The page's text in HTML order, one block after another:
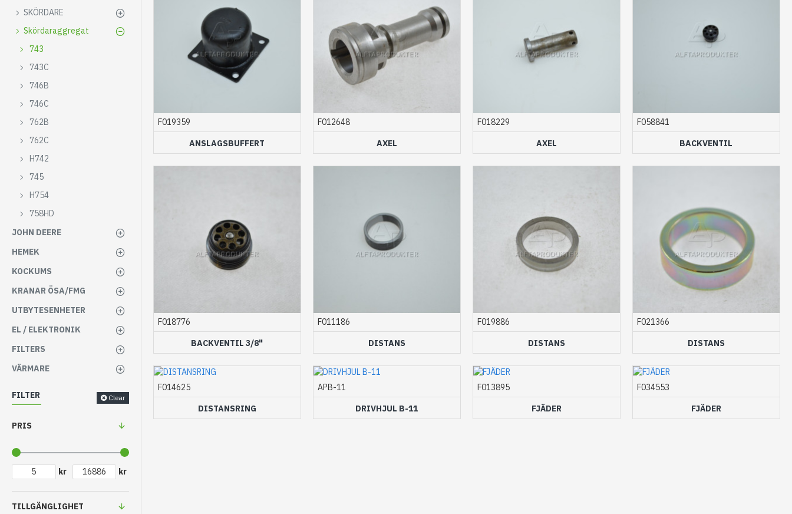
SKÖRDARE
Skördaraggregat
743
743C
746B
746C
762B
762C
H742
745
H754
758HD
JOHN DEERE
HEMEK
KOCKUMS
KRANAR ÖSA/FMG
UTBYTESENHETER
EL / ELEKTRONIK
FILTERS
VÄRMARE
FILTER Clear
PRIS
kr kr
TILLGÄNGLIGHET
F019359
ANSLAGSBUFFERT
F012648
AXEL
F018229
AXEL
F058841
BACKVENTIL
F018776
BACKVENTIL 3/8"
F011186
DISTANS
F019886
DISTANS
F021366
DISTANS
F014625
DISTANSRING
APB-11
DRIVHJUL B-11
F013895
FJÄDER
F034553
FJÄDER